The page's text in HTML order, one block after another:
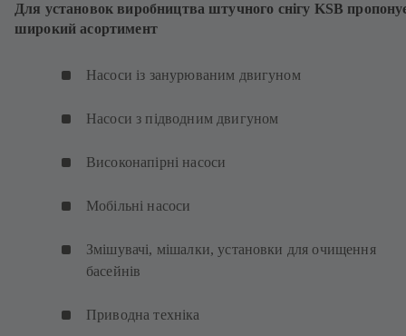
Для установок виробництва штучного снігу KSB
широкий асортимент
Насоси із занурюваним двигуном
Насоси з підводним двигуном
Високонапірні насоси
Мобільні насоси
Змішувачі, мішалки, установки для очищення
басейнів
Приводна техніка